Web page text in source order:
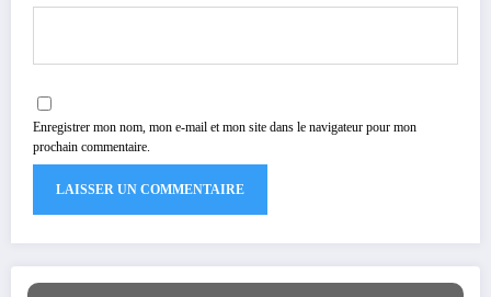
Enregistrer mon nom, mon e-mail et mon site dans le navigateur pour mon
prochain commentaire.